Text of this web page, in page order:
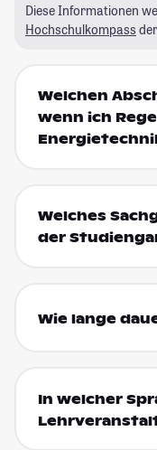
Diese Informationen
Hochschulkompass
Welchen
wenn ich
Welches
der
Wie lange
In welcher